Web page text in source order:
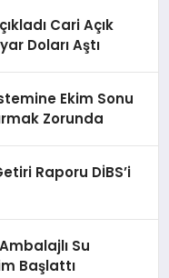
Cari Açık
Doları Aştı
Ekim Sonu
Zorunda
Raporu DİBS’i
Su
Başlattı